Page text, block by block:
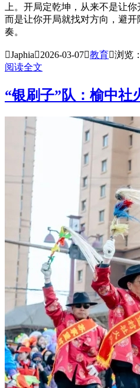
上。开局定乾坤，从来不是让
而是让你开局就找对方向，避
奏。
Japhia2026-03-07教育浏览
阅读全文
“银刷子”队：榆中社